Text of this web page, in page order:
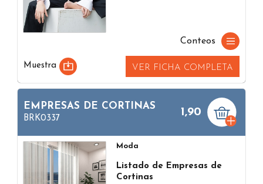
Conteos
Muestra VER FICHA COMPLETA
EMPRESAS DE CORTINAS
BRK0337
1,90
Moda
Listado de Empresas de
Cortinas